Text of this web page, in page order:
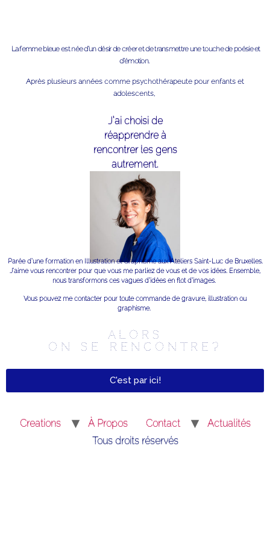
La femme bleue est née d’un désir de créer et de transmettre une touche de poésie et
d’émotion.
Après plusieurs années comme psychothérapeute pour enfants et
adolescents,
J’ai choisi de
réapprendre à
rencontrer les gens
autrement.
Parée d’une formation en Illustration et Graphisme aux Ateliers Saint-Luc de Bruxelles.
J’aime vous rencontrer pour que vous me parliez de vous et de vos idées. Ensemble,
nous transformons ces vagues d’idées en flot d’images.
Vous pouvez me contacter pour toute commande de gravure, illustration ou
graphisme.
Alors
on se rencontre?
C'est par ici!
Creations À Propos Contact
Actualités
Tous droits réservés